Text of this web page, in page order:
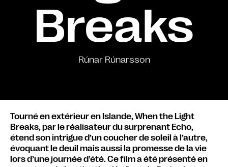
Breaks
Rúnar Rúnarsson
Tourné en extérieur en Islande, When the Light
Breaks, par le réalisateur du surprenant Echo,
étend son intrigue d’un coucher de soleil à l’autre,
évoquant le deuil mais aussi la promesse de la vie
lors d’une journée d’été. Ce film a été présenté en